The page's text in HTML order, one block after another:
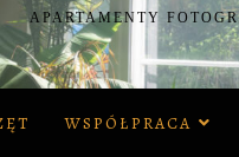
APARTAMENTY
WSPÓŁPRACA